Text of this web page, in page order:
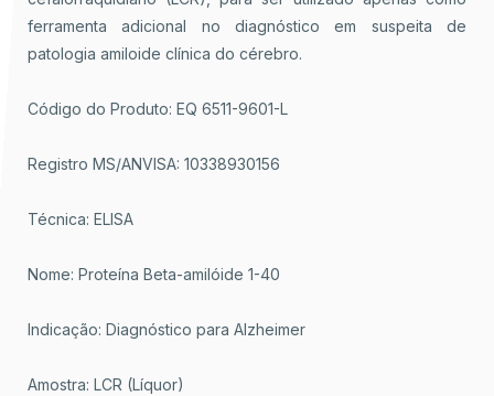
ferramenta adicional no diagnóstico em suspeita de
patologia amiloide clínica do cérebro.
Código do Produto: EQ 6511-9601-L
Registro MS/ANVISA: 10338930156
Técnica: ELISA
Nome: Proteína Beta-amilóide 1-40
Indicação: Diagnóstico para Alzheimer
Amostra: LCR (Líquor)